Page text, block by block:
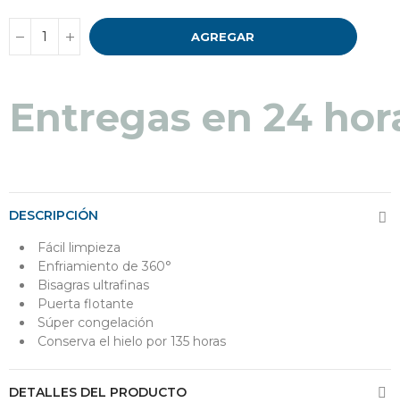
AGREGAR
Entregas en 24
DESCRIPCIÓN
Fácil limpieza
Enfriamiento de 360°
Bisagras ultrafinas
Puerta flotante
Súper congelación
Conserva el hielo por 135 horas
DETALLES DEL PRODUCTO